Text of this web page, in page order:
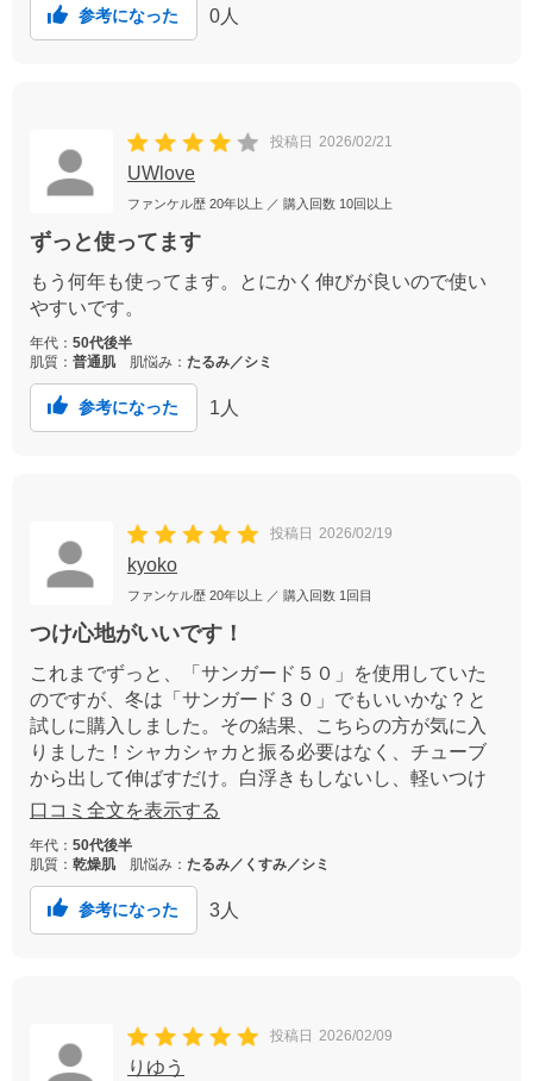
参考になった 0 人
投稿日 2026/02/21
UWlove
ファンケル歴 20年以上 ／ 購入回数 10回以上
ずっと使ってます
もう何年も使ってます。とにかく伸びが良いので使い
やすいです。
年代： 50代後半
肌質： 普通肌 肌悩み： たるみ／シミ
参考になった 1 人
投稿日 2026/02/19
kyoko
ファンケル歴 20年以上 ／ 購入回数 1回目
つけ心地がいいです！
これまでずっと、「サンガード５０」を使用していた
のですが、冬は「サンガード３０」でもいいかな？と
試しに購入しました。その結果、こちらの方が気に入
りました！シャカシャカと振る必要はなく、チューブ
から出して伸ばすだけ。白浮きもしないし、軽いつけ
心地で、肌への負担を感じません。真夏は、きっと
いたい気分です。
口コミ全文を表示する
年代： 50代後半
肌質： 乾燥肌 肌悩み： たるみ／くすみ／シミ
参考になった 3 人
投稿日 2026/02/09
りゆう